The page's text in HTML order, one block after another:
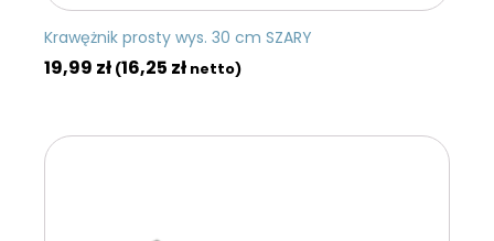
Krawężnik prosty wys. 30 cm SZARY
19,99 zł (16,25 zł netto)